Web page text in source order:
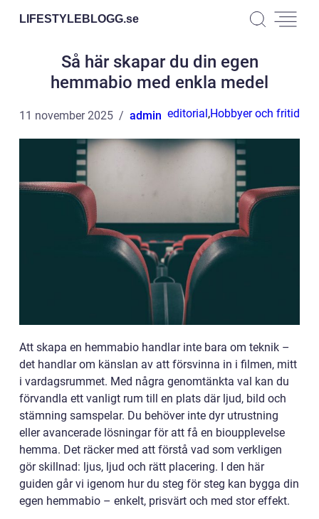
LIFESTYLEBLOGG.se
Så här skapar du din egen
hemmabio med enkla medel
11 november 2025 admin editorial,Hobbyer och fritid
Att skapa en hemmabio handlar inte bara om teknik –
det handlar om känslan av att försvinna in i filmen, mitt
i vardagsrummet. Med några genomtänkta val kan du
förvandla ett vanligt rum till en plats där ljud, bild och
stämning samspelar. Du behöver inte dyr utrustning
eller avancerade lösningar för att få en bioupplevelse
hemma. Det räcker med att förstå vad som verkligen
gör skillnad: ljus, ljud och rätt placering. I den här
guiden går vi igenom hur du steg för steg kan bygga din
egen hemmabio – enkelt, prisvärt och med stor effekt.